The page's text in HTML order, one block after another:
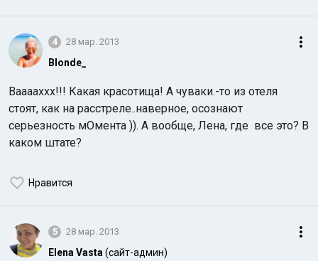
4 28 мар. 2013
Blonde_
Вааааххх!!! Какая красотища! А чуваки.-то из отеля
стоят, как на расстреле..наверное, осознают
серьезность мОмента )). А вообще, Лена, где все это? В
каком штате?
Нравится
5 28 мар. 2013
Elena Vasta (сайт-админ)